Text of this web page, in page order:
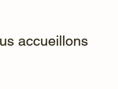
accueillons